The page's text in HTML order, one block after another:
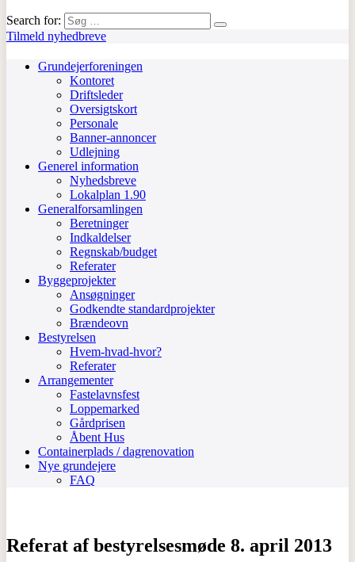
Search for:
Tilmeld nyhedbreve
Grundejerforeningen
Kontoret
Driftsleder
Oversigtskort
Personale
Banner-annoncer
Udlejning
Generel information
Nyhedsbreve
Lokalplan 1.90
Generalforsamlingen
Beretninger
Indkaldelser
Regnskab/budget
Referater
Byggeprojekter
Ansøgninger
Godkendte standardprojekter
Brændeovn
Bestyrelsen
Hvem-hvad-hvor?
Referater
Arrangementer
Fastelavnsfest
Loppemarked
Gårdprisen
Åbent Hus
Containerplads / dagrenovation
Nye grundejere
FAQ
Referat af bestyrelsesmøde 8. april 2013